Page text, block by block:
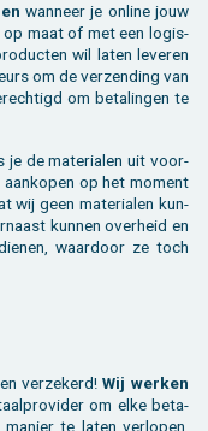
wan­neer je on­li­ne jouw
maat of met een lo­gis­
wil laten le­ve­ren
om de ver­zen­ding van
om be­ta­lin­gen te
je de ma­te­ri­a­len uit voor­
op het mo­ment
wij geen ma­te­ri­a­len kun­
kun­nen over­heid en
waar­door ze toch
ver­ze­kerd! Wij wer­ken
om elke be­ta­
te laten ver­lo­pen.